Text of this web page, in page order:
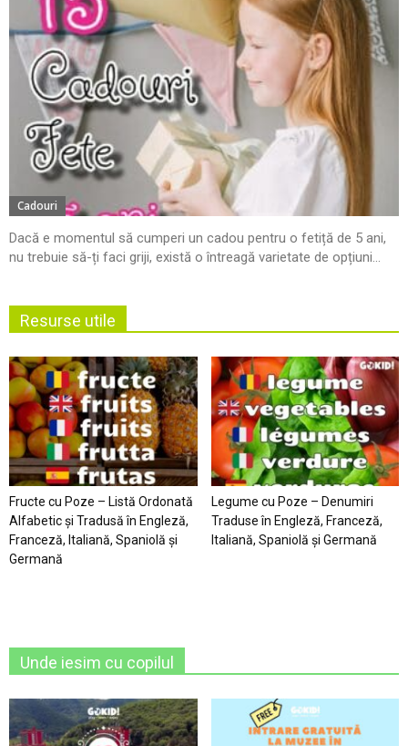
Cadouri
Dacă e momentul să cumperi un cadou pentru o fetiță de 5 ani,
nu trebuie să-ți faci griji, există o întreagă varietate de opțiuni...
Resurse utile
Fructe cu Poze – Listă Ordonată
Alfabetic şi Tradusă în Engleză,
Franceză, Italiană, Spaniolă şi
Germană
Legume cu Poze – Denumiri
Traduse în Engleză, Franceză,
Italiană, Spaniolă şi Germană
Unde iesim cu copilul